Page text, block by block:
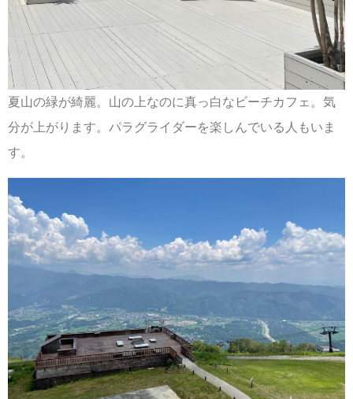
夏山の緑が綺麗。山の上なのに真っ白なビーチカフェ。気
分が上がります。パラグライダーを楽しんでいる人もいま
す。